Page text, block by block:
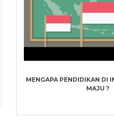
MENGAPA PENDIDIKAN DI
MAJU ?